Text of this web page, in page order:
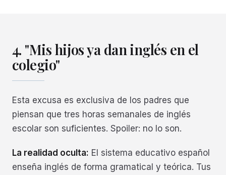
4. "Mis hijos ya dan inglés en el
colegio"
Esta excusa es exclusiva de los padres que
piensan que tres horas semanales de inglés
escolar son suficientes. Spoiler: no lo son.
La realidad oculta: El sistema educativo español
enseña inglés de forma gramatical y teórica. Tus